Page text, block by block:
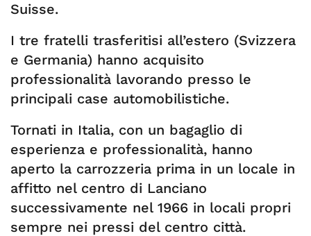
Suisse.
I tre fratelli trasferitisi all’estero (Svizzera
e Germania) hanno acquisito
professionalità lavorando presso le
principali case automobilistiche.
Tornati in Italia, con un bagaglio di
esperienza e professionalità, hanno
aperto la carrozzeria prima in un locale in
affitto nel centro di Lanciano
successivamente nel 1966 in locali propri
sempre nei pressi del centro città.